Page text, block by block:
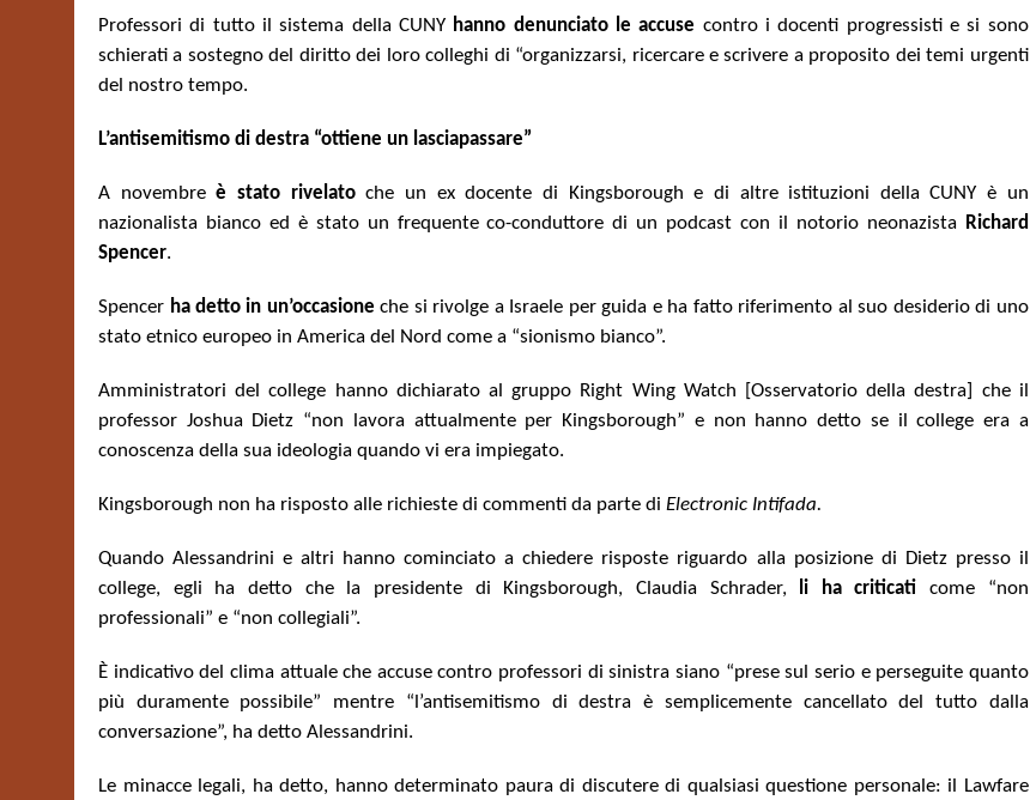
Professori di tutto il sistema della CUNY hanno denunciato le accuse contro i docenti progressisti e si sono
schierati a sostegno del diritto dei loro colleghi di “organizzarsi, ricercare e scrivere a proposito dei temi urgenti
del nostro tempo.
L’antisemitismo di destra “ottiene un lasciapassare”
A novembreè stato rivelatoche un ex docente di Kingsborough e di altre istituzioni della CUNY è un
nazionalista bianco ed è stato un frequente co-conduttore di un podcast con il notorio neonazista Richard
Spencer.
Spencer ha detto in un’occasione che si rivolge a Israele per guida e ha fatto riferimento al suo desiderio di uno
stato etnico europeo in America del Nord come a “sionismo bianco”.
Amministratori del college hanno dichiarato al gruppo Right Wing Watch [Osservatorio della destra] che il
professor Joshua Dietz “non lavora attualmente per Kingsborough” e non hanno detto se il college era a
conoscenza della sua ideologia quando vi era impiegato.
Kingsborough non ha risposto alle richieste di commenti da parte di Electronic Intifada.
Quando Alessandrini e altri hanno cominciato a chiedere risposte riguardo alla posizione di Dietz presso il
college, egli ha detto che la presidente di Kingsborough, Claudia Schrader,
li ha criticati come “non
professionali” e “non collegiali”.
È indicativo del clima attuale che accuse contro professori di sinistra siano “prese sul serio e perseguite quanto
più duramente possibile” mentre “l’antisemitismo di destra è semplicemente cancellato del tutto dalla
conversazione”, ha detto Alessandrini.
Le minacce legali, ha detto, hanno determinato paura di discutere di qualsiasi questione personale: il Lawfare